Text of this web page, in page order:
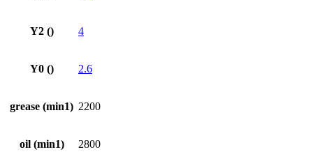
Y2 () 4
Y0 () 2.6
grease (min1) 2200
oil (min1) 2800